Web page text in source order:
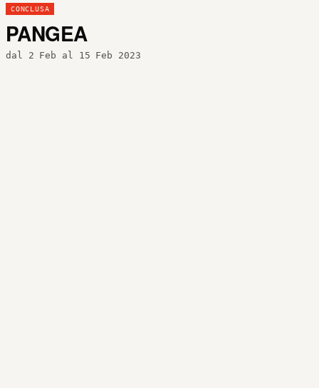
CONCLUSA
PANGEA
dal 2 Feb al 15 Feb 2023